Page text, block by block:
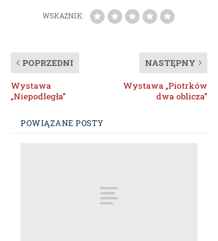
WSKAŹNIK:
POPRZEDNI
Wystawa
„Niepodległa”
NASTĘPNY
Wystawa „Piotrków
dwa oblicza”
POWIĄZANE POSTY